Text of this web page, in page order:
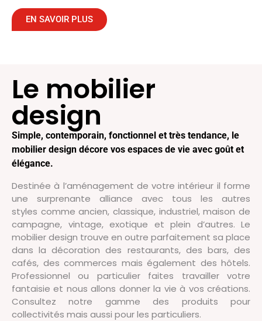
EN SAVOIR PLUS
Le mobilier
design
Simple, contemporain, fonctionnel et très tendance, le
mobilier design décore vos espaces de vie avec goût et
élégance.
Destinée à l’aménagement de votre intérieur il forme
une surprenante alliance avec tous les autres
styles comme ancien, classique, industriel, maison de
campagne, vintage, exotique et plein d’autres. Le
mobilier design trouve en outre parfaitement sa place
dans la décoration des restaurants, des bars, des
cafés, des commerces mais également des hôtels.
Professionnel ou particulier faites travailler votre
fantaisie et nous allons donner la vie à vos créations.
Consultez notre gamme des produits pour
collectivités mais aussi pour les particuliers.